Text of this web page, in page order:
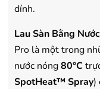
dính.
Lau Sàn Bằng
Pro là một trong
nước nóng80°C
SpotHeat™ Spray)